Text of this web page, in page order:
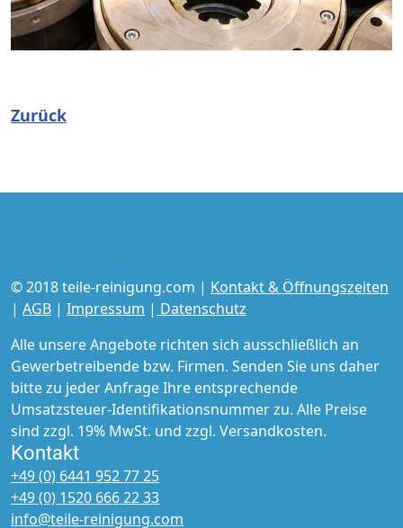
Zurück
© 2018 teile-reinigung.com | Kontakt & Öffnungszeiten
| AGB | Impressum | Datenschutz
Alle unsere Angebote richten sich ausschließlich an
Gewerbetreibende bzw. Firmen. Senden Sie uns daher
bitte zu jeder Anfrage Ihre entsprechende
Umsatzsteuer-Identifikationsnummer zu. Alle Preise
sind zzgl. 19% MwSt. und zzgl. Versandkosten.
Kontakt
+49 (0) 6441 952 77 25
+49 (0) 1520 666 22 33
info@teile-reinigung.LÖSCHEN.
com